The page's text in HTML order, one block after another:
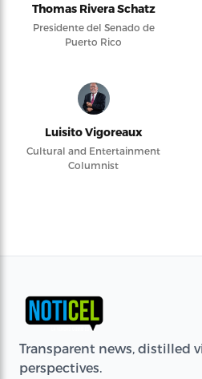
Thomas Rivera Schatz
Presidente del Senado de
Puerto Rico
Luisito Vigoreaux
Cultural and Entertainment
Columnist
Transparent news, distilled
perspectives.